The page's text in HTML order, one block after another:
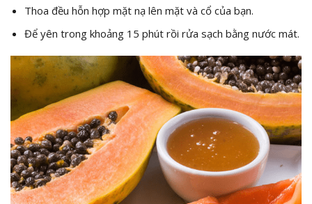
Thoa đều hỗn hợp mặt nạ lên mặt và cổ của bạn.
Để yên trong khoảng 15 phút rồi rửa sạch bằng nước mát.